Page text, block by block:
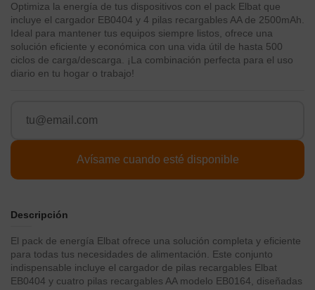
Optimiza la energía de tus dispositivos con el pack Elbat que
incluye el cargador EB0404 y 4 pilas recargables AA de 2500mAh.
Ideal para mantener tus equipos siempre listos, ofrece una
solución eficiente y económica con una vida útil de hasta 500
ciclos de carga/descarga. ¡La combinación perfecta para el uso
diario en tu hogar o trabajo!
Descripción
El pack de energía Elbat ofrece una solución completa y eficiente
para todas tus necesidades de alimentación. Este conjunto
indispensable incluye el cargador de pilas recargables Elbat
EB0404 y cuatro pilas recargables AA modelo EB0164, diseñadas